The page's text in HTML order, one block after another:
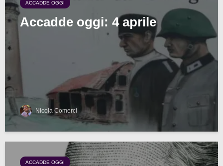
ACCADDE OGGI
Accadde oggi: 4 aprile
Nicola Comerci
ACCADDE OGGI